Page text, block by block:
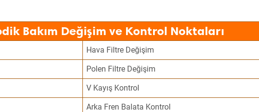
Bakım Değişim ve Kontrol Noktaları
Hava Filtre Değişim
Polen Filtre Değişim
V Kayış Kontrol
Arka Fren Balata Kontrol